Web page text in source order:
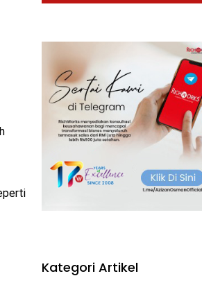
Kategori Artikel